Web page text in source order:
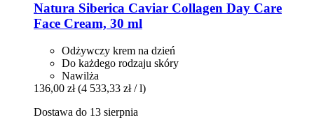
Natura Siberica Caviar Collagen Day Care
Face Cream, 30 ml
Odżywczy krem na dzień
Do każdego rodzaju skóry
Nawilża
136,00 zł (4 533,33 zł / l)
Dostawa do 13 sierpnia